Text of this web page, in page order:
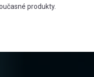
produkty.